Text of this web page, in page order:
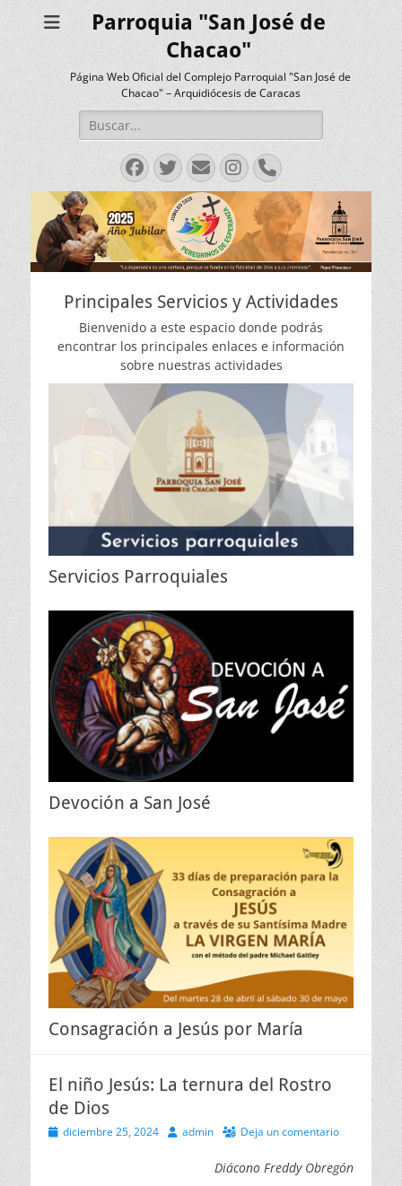
Parroquia "San José de
Chacao"
Página Web Oficial del Complejo Parroquial "San José de
Chacao" – Arquidiócesis de Caracas
Buscar:
Facebook
Twitter
Correo
electrónico
Instagram
Teléfono
Principales Servicios y Actividades
Bienvenido a este espacio donde podrás
encontrar los principales enlaces e información
sobre nuestras actividades
Servicios Parroquiales
Devoción a San José
Consagración a Jesús por María
El niño Jesús: La ternura del Rostro
de Dios
Publicado
diciembre 25, 2024 Autoradmin Deja un comentario
Diácono Freddy Obregón